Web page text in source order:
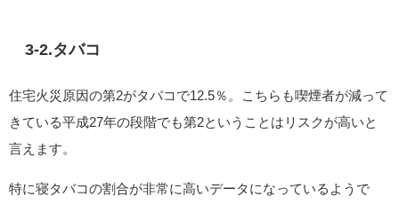
3-2.タバコ
住宅火災原因の第2がタバコで12.5％。こちらも喫煙者が減って
きている平成27年の段階でも第2ということはリスクが高いと
言えます。
特に寝タバコの割合が非常に高いデータになっているようで